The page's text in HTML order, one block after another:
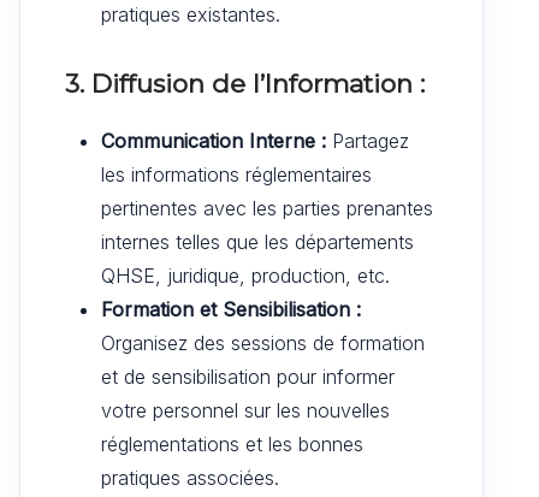
pratiques existantes.
3. Diffusion de l’Information :
Communication Interne : Partagez
les informations réglementaires
pertinentes avec les parties prenantes
internes telles que les départements
QHSE, juridique, production, etc.
Formation et Sensibilisation :
Organisez des sessions de formation
et de sensibilisation pour informer
votre personnel sur les nouvelles
réglementations et les bonnes
pratiques associées.